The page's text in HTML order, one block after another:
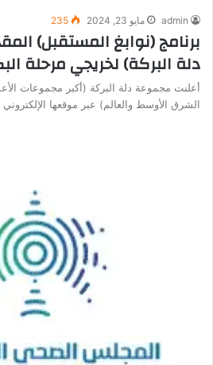
admin مايو 23, 2024 235
برنامج (نوابغ المستقبل)
دلة البركة) لخريجي مرحلة
أعلنت مجموعة دلة البركة (أكبر مجموعات
الشرق الأوسط والعالم) عبر موقعها